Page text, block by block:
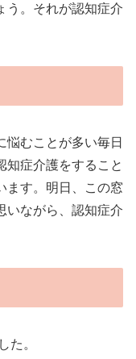
う。それが認知症介
悩むことが多い毎日
知症介護をすること
ます。明日、この窓
いながら、認知症介
た。